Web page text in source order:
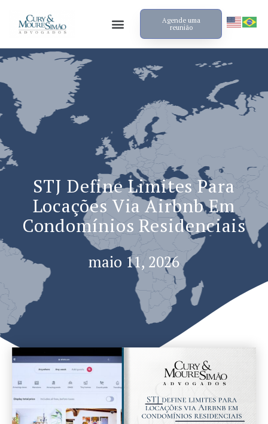
Agende uma
reunião
STJ Define Limites Para
Locações Via Airbnb Em
Condomínios Residenciais
maio 11, 2026